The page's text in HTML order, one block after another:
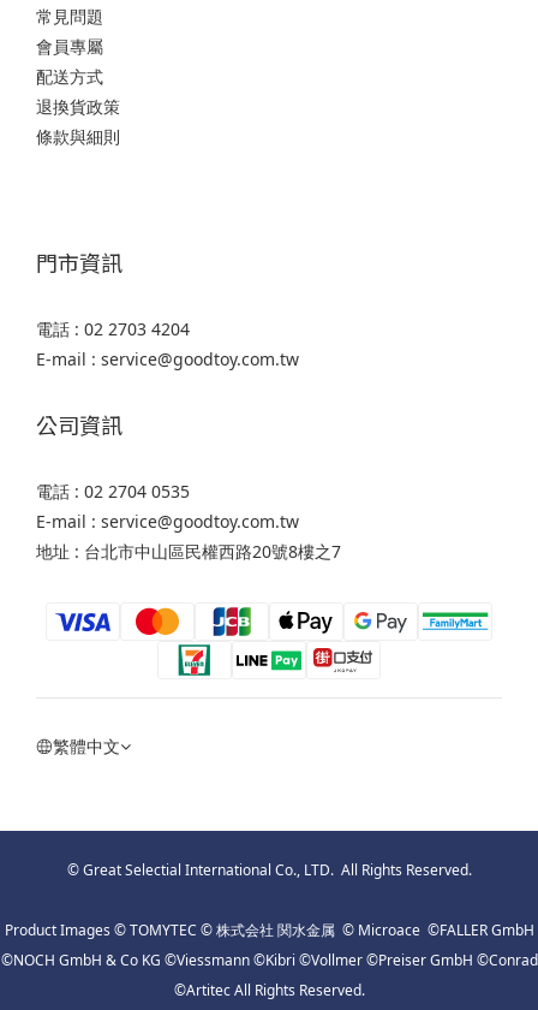
常見問題
會員專屬
配送方式
退換貨政策
條款與細則
門市資訊
電話 : 02 2703 4204
E-mail : service@goodtoy.com.tw
公司資訊
電話 : 02 2704 0535
E-mail : service@goodtoy.com.tw
地址 : 台北市中山區民權西路20號8樓之7
繁體中文
© Great Selectial International Co., LTD. All Rights Reserved.
Product Images © TOMYTEC © 株式会社 関水金属 © Microace ©FALLER GmbH
©NOCH GmbH & Co KG ©Viessmann ©Kibri ©Vollmer ©Preiser GmbH ©Conrad
©Artitec All Rights Reserved.